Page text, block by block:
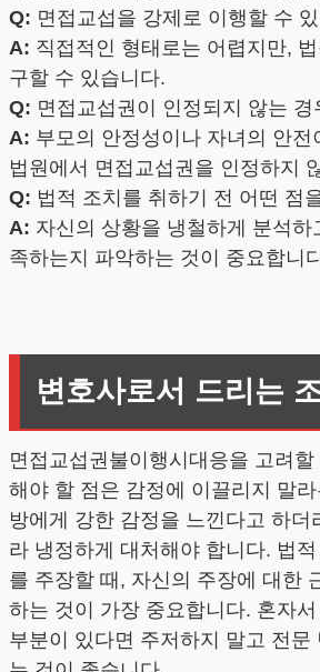
Q: 면접교섭을 강제로 이행할 수
A: 직접적인 형태로는 어렵지만,
구할 수 있습니다.
Q: 면접교섭권이 인정되지 않는 경
A: 부모의 안정성이나 자녀의 안전
법원에서 면접교섭권을 인정하지
Q: 법적 조치를 취하기 전 어떤 점
A: 자신의 상황을 냉철하게 분석하
족하는지 파악하는 것이 중요합니
변호사로서 드리는
면접교섭권불이행시대응을 고려
해야 할 점은 감정에 이끌리지 말
방에게 강한 감정을 느낀다고 하더
라 냉정하게 대처해야 합니다. 법적
를 주장할 때, 자신의 주장에 대한
하는 것이 가장 중요합니다. 혼자
부분이 있다면 주저하지 말고 전문